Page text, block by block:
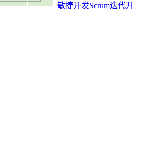
敏捷开发Scrum迭代开